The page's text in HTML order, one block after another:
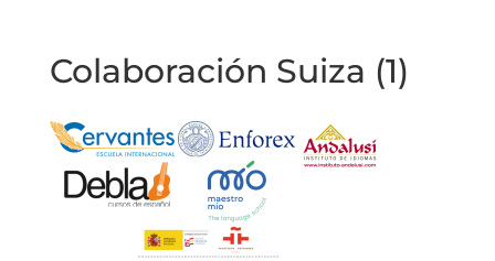
Colaboración Suiza (1)